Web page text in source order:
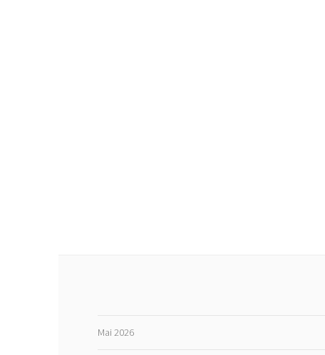
Mai 2026